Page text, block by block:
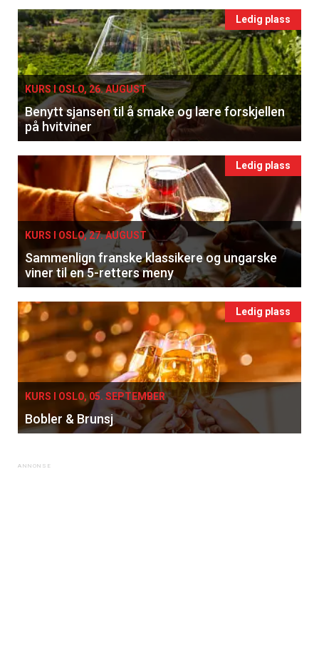
Ledig plass
KURS I OSLO, 26. AUGUST
Benytt sjansen til å smake og lære forskjellen
på hvitviner
Ledig plass
KURS I OSLO, 27. AUGUST
Sammenlign franske klassikere og ungarske
viner til en 5-retters meny
Ledig plass
KURS I OSLO, 05. SEPTEMBER
Bobler & Brunsj